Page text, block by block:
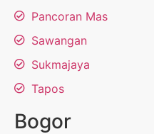
Pancoran Mas
Sawangan
Sukmajaya
Tapos
Bogor